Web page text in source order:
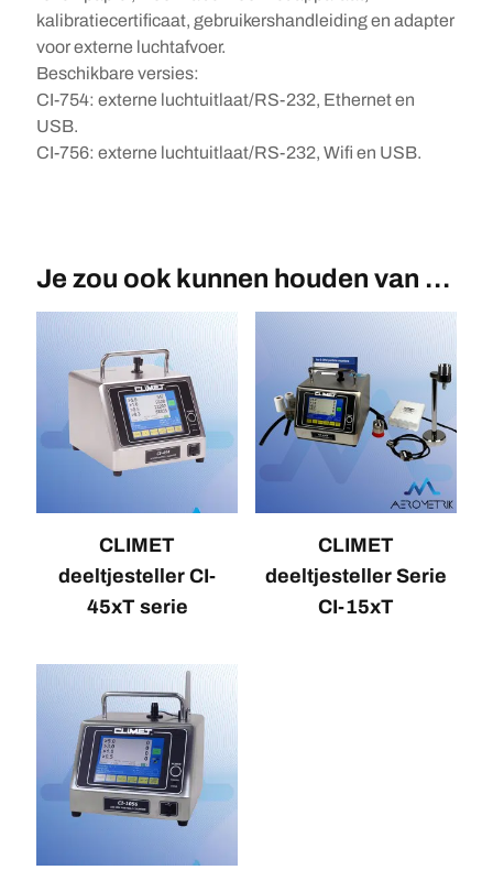
kalibratiecertificaat, gebruikershandleiding en adapter
voor externe luchtafvoer.
Beschikbare versies:
CI-754: externe luchtuitlaat/RS-232, Ethernet en
USB.
CI-756: externe luchtuitlaat/RS-232, Wifi en USB.
Je zou ook kunnen houden van …
CLIMET
deeltjesteller CI-
45xT serie
CLIMET
deeltjesteller Serie
CI-15xT